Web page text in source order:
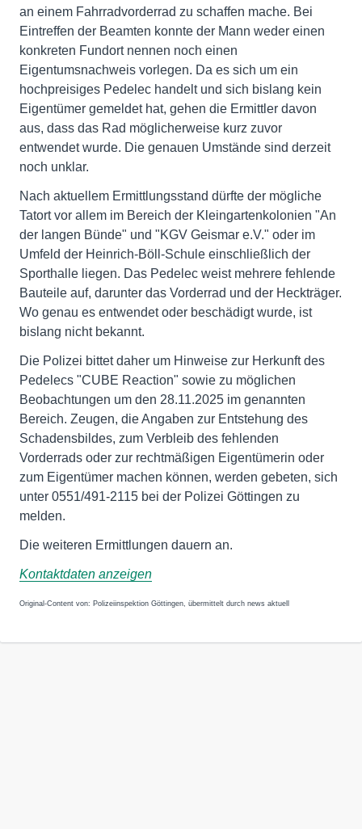
an einem Fahrradvorderrad zu schaffen mache. Bei
Eintreffen der Beamten konnte der Mann weder einen
konkreten Fundort nennen noch einen
Eigentumsnachweis vorlegen. Da es sich um ein
hochpreisiges Pedelec handelt und sich bislang kein
Eigentümer gemeldet hat, gehen die Ermittler davon
aus, dass das Rad möglicherweise kurz zuvor
entwendet wurde. Die genauen Umstände sind derzeit
noch unklar.
Nach aktuellem Ermittlungsstand dürfte der mögliche
Tatort vor allem im Bereich der Kleingartenkolonien "An
der langen Bünde" und "KGV Geismar e.V." oder im
Umfeld der Heinrich-Böll-Schule einschließlich der
Sporthalle liegen. Das Pedelec weist mehrere fehlende
Bauteile auf, darunter das Vorderrad und der Heckträger.
Wo genau es entwendet oder beschädigt wurde, ist
bislang nicht bekannt.
Die Polizei bittet daher um Hinweise zur Herkunft des
Pedelecs "CUBE Reaction" sowie zu möglichen
Beobachtungen um den 28.11.2025 im genannten
Bereich. Zeugen, die Angaben zur Entstehung des
Schadensbildes, zum Verbleib des fehlenden
Vorderrads oder zur rechtmäßigen Eigentümerin oder
zum Eigentümer machen können, werden gebeten, sich
unter 0551/491-2115 bei der Polizei Göttingen zu
melden.
Die weiteren Ermittlungen dauern an.
Kontaktdaten anzeigen
Original-Content von: Polizeiinspektion Göttingen, übermittelt durch news aktuell